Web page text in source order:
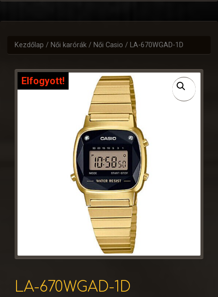
Kezdőlap / Női karórák / Női Casio / LA-670WGAD-1D
Elfogyott!
LA-670WGAD-1D